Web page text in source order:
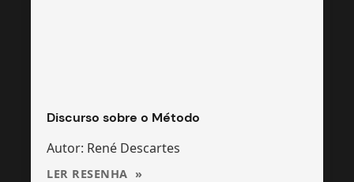
Discurso sobre o Método
Autor: René Descartes
LER RESENHA